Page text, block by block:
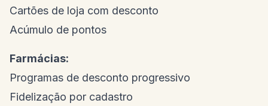
Cartões de loja com desconto
Acúmulo de pontos
Farmácias:
Programas de desconto progressivo
Fidelização por cadastro